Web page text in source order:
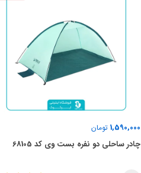
1,590,000 تومان
چادر ساحلی دو نفره بست وی کد 68105